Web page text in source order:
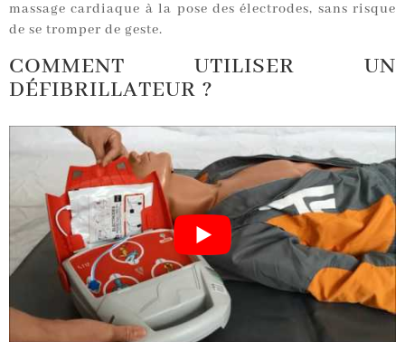
massage cardiaque à la pose des électrodes, sans risque
de se tromper de geste.
COMMENT UTILISER UN
DÉFIBRILLATEUR ?